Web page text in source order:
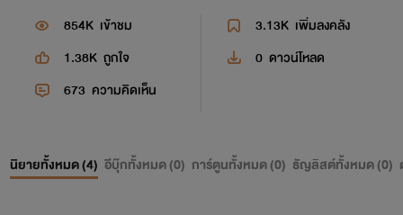
854K เข้าชม 3.13K เพิ่มลงคลัง
1.38K ถูกใจ 0 ดาวน์โหลด
673 ความคิดเห็น
นิยายทั้งหมด (4) อีบุ๊กทั้งหมด (0) การ์ตูนทั้งหมด (0) ธัญลิสต์ทั้งหมด (0)